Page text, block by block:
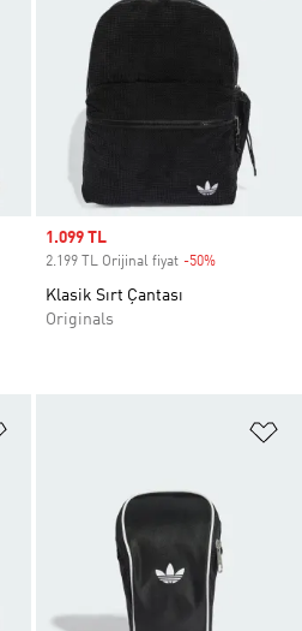
Sale price
1.099 TL
2.199 TL Orijinal fiyat -50%
Klasik Sırt Çantası
Originals